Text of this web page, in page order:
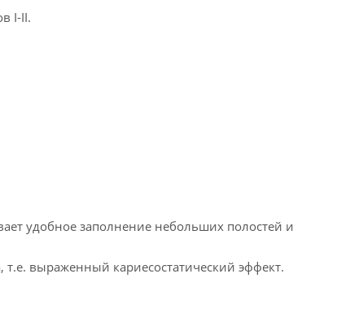
I-II.
удобное заполнение небольших полостей и
выраженный кариесостатический эффект.